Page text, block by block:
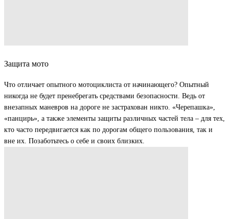
Защита мото
Что отличает опытного мотоциклиста от начинающего? Опытный
никогда не будет пренебрегать средствами безопасности. Ведь от
внезапных маневров на дороге не застрахован никто. «Черепашка»,
«панцирь», а также элементы защиты различных частей тела – для тех,
кто часто передвигается как по дорогам общего пользования, так и
вне их. Позаботьтесь о себе и своих близких.